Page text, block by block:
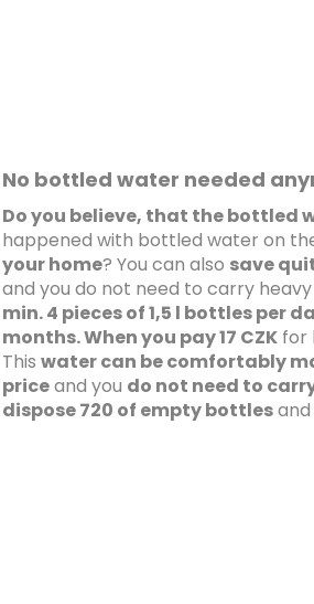
No bottled water needed
Do you believe, that the bottled
happened with bottled water on
your home? You can also save
and you do not need to carry
min. 4 pieces of 1,5 l bottles per
months. When you pay 17 CZK for
This water can be comfortably
priceand you do not need to
dispose 720 of empty bottles